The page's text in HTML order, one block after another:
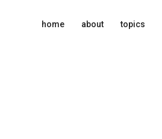
home about topics